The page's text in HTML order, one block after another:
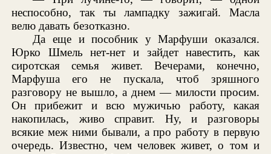
неспособно, так ты лампадку зажигай. Масла
велю давать безотказно.
Да еще и пособник у Марфуши оказался.
Юрко Шмель нет-нет и зайдет навестить, как
сиротская семья живет. Вечерами, конечно,
Марфуша его не пускала, чтоб зряшного
разговору не вышло, а днем — милости просим.
Он прибежит и всю мужичью работу, какая
накопилась, живо справит. Ну, и разговоры
всякие меж ними бывали, а про работу в первую
очередь. Известно, чем человек живет, о том и